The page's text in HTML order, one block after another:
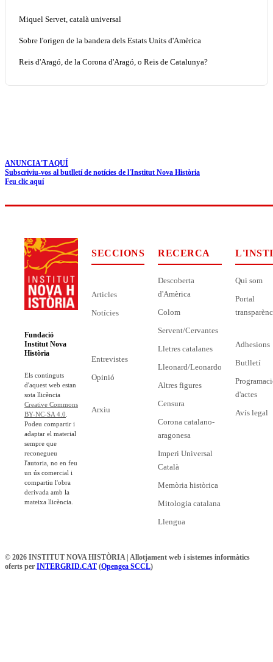
Miquel Servet, català universal
Sobre l'origen de la bandera dels Estats Units d'Amèrica
Reis d'Aragó, de la Corona d'Aragó, o Reis de Catalunya?
ANUNCIA'T AQUÍ
Subscriviu-vos al butlletí de notícies de l'Institut Nova Història
Feu clic aquí
Fundació
Institut Nova
Història
Els continguts
d'aquest web estan
sota llicència
Creative Commons
BY-NC-SA 4.0
Podeu compartir i
adaptar el material
sempre que
reconegueu
l'autoria, no en feu
un ús comercial i
compartiu l'obra
derivada amb la
mateixa llicència.
SECCIONS
Articles
Notícies
Entrevistes
Opinió
Arxiu
RECERCA
Descoberta
d'Amèrica
Colom
Servent/Cervantes
Lletres catalanes
Lleonard/Leonardo
Altres figures
Censura
Corona catalano-
aragonesa
Imperi Universal
Català
Memòria històrica
Mitologia catalana
Llengua
Qui som
Portal
Adhesions
Butlletí
d'actes
Avís legal
© 2026 INSTITUT NOVA HISTÒRIA | Allotjament web i sistemes informàtics
oferts per INTERGRID.CAT (Opengea SCCL)